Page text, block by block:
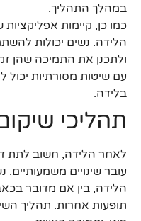
במהלך התהליך.
כמו כן, קיימות אפליקציות
הלידה. נשים יכולות
ולתכנן את התמיכה שהן
עם שיטות מסורתיות יכול
בלידה.
תהליכי
לאחר הלידה, חשוב לתת
עובר שינויים
הלידה, בין אם מדובר
תופעות אחרות. תהליך